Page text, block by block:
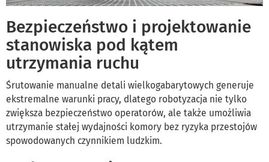
Bezpieczeństwo i projektowanie
stanowiska pod kątem
utrzymania ruchu
Śrutowanie manualne detali wielkogabarytowych generuje
ekstremalne warunki pracy, dlatego robotyzacja nie tylko
zwiększa bezpieczeństwo operatorów, ale także umożliwia
utrzymanie stałej wydajności komory bez ryzyka przestojów
spowodowanych czynnikiem ludzkim.